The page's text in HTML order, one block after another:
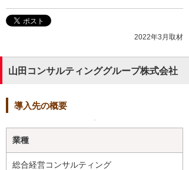
2022年3月取材
山田コンサルティンググループ株式会社
導入先の概要
業種
総合経営コンサルティング